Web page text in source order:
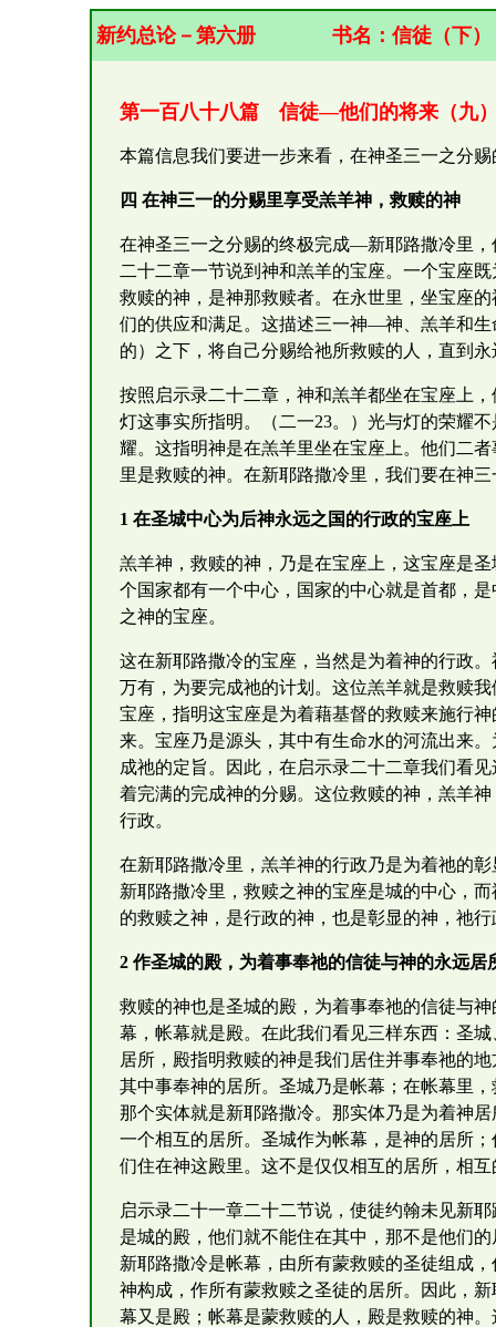
新约总论－第六册 书名： 信徒（下）
第一百八十八篇 信徒—他们的将来（九
本篇信息我们要进一步来看，在神圣三一之分
四 在神三一的分赐里享受羔羊神，救赎的神
在神圣三一之分赐的终极完成—新耶路撒冷里
二十二章一节说到神和羔羊的宝座。一个宝座
救赎的神，是神那救赎者。在永世里，坐宝座
们的供应和满足。这描述三一神—神、羔羊和
的）之下，将自己分赐给祂所救赎的人，直到永
按照启示录二十二章，神和羔羊都坐在宝座上
灯这事实所指明。（二一23。）光与灯的荣耀
耀。这指明神是在羔羊里坐在宝座上。他们二
里是救赎的神。在新耶路撒冷里，我们要在神
1 在圣城中心为后神永远之国的行政的宝座上
羔羊神，救赎的神，乃是在宝座上，这宝座是
个国家都有一个中心，国家的中心就是首都，
之神的宝座。
这在新耶路撒冷的宝座，当然是为着神的行政
万有，为要完成祂的计划。这位羔羊就是救赎
宝座，指明这宝座是为着藉基督的救赎来施行
来。宝座乃是源头，其中有生命水的河流出来
成祂的定旨。因此，在启示录二十二章我们看
着完满的完成神的分赐。这位救赎的神，羔羊
行政。
在新耶路撒冷里，羔羊神的行政乃是为着祂的
新耶路撒冷里，救赎之神的宝座是城的中心，
的救赎之神，是行政的神，也是彰显的神，祂
2 作圣城的殿，为着事奉祂的信徒与神的永远居
救赎的神也是圣城的殿，为着事奉祂的信徒与
幕，帐幕就是殿。在此我们看见三样东西：圣
居所，殿指明救赎的神是我们居住并事奉祂的
其中事奉神的居所。圣城乃是帐幕；在帐幕里
那个实体就是新耶路撒冷。那实体乃是为着神
一个相互的居所。圣城作为帐幕，是神的居所
们住在神这殿里。这不是仅仅相互的居所，相
启示录二十一章二十二节说，使徒约翰未见新
是城的殿，他们就不能住在其中，那不是他们
新耶路撒冷是帐幕，由所有蒙救赎的圣徒组成
神构成，作所有蒙救赎之圣徒的居所。因此，
幕又是殿；帐幕是蒙救赎的人，殿是救赎的神